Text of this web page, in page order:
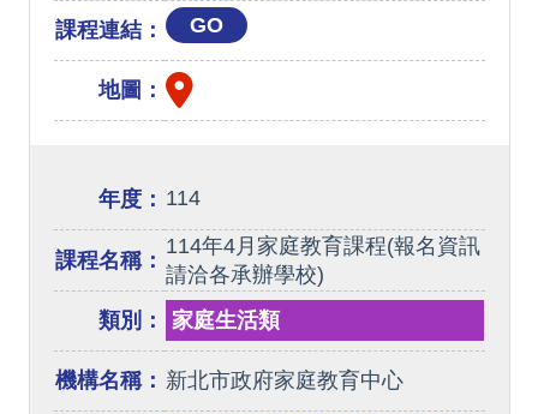
課程連結： GO
地圖：
年度： 114
課程名稱：
114年4月家庭教育課程(報名資訊
請洽各承辦學校)
類別：
家庭生活類
機構名稱： 新北市政府家庭教育中心